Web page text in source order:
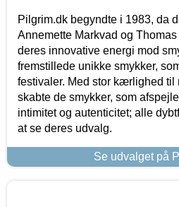
Pilgrim.dk begyndte i 1983, da
Annemette Markvad og
deres innovative energi mod
fremstillede unikke smykker,
festivaler. Med stor kærlighed til
skabte de smykker, som
intimitet og autenticitet; alle
at se deres udvalg.
Se udvalget på